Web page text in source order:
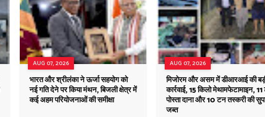
AUG 07, 2026
भारत और श्रीलंका ने ऊर्जा सहयोग को
नई गति देने पर किया मंथन, बिजली क्षेत्र में
कई अहम परियोजनाओं की समीक्षा
AUG 07, 2026
मिजोरम और असम में डीआरआई की
कार्रवाई, 15 किलो मेथामफेटामाइन,
पोस्ता दाना और 10 टन तस्करी की
जब्त